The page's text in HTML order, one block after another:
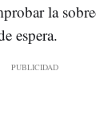
la
espera.